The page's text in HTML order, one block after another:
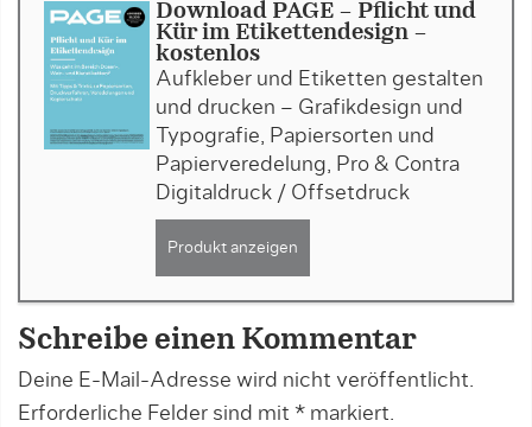
Download PAGE - Pflicht und
Kür im Etikettendesign -
kostenlos
Aufkleber und Etiketten gestalten
und drucken – Grafikdesign und
Typografie, Papiersorten und
Papierveredelung, Pro & Contra
Digitaldruck / Offsetdruck
Produkt anzeigen
Schreibe einen Kommentar
Deine E-Mail-Adresse wird nicht veröffentlicht.
Erforderliche Felder sind mit * markiert.